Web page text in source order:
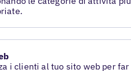
i clienti al tuo sito web per far